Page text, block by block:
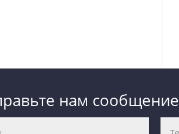
нам сообщение